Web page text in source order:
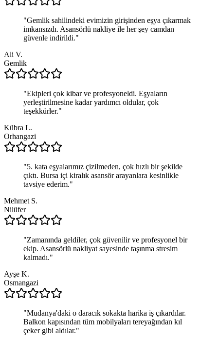
"Gemlik sahilindeki evimizin girişinden eşya çıkarmak
imkansızdı. Asansörlü nakliye ile her şey camdan
güvenle indirildi."
Ali V.
Gemlik
"Ekipleri çok kibar ve profesyoneldi. Eşyaların
yerleştirilmesine kadar yardımcı oldular, çok
teşekkürler."
Kübra L.
Orhangazi
"5. kata eşyalarımız çizilmeden, çok hızlı bir şekilde
çıktı. Bursa içi kiralık asansör arayanlara kesinlikle
tavsiye ederim."
Mehmet S.
Nilüfer
"Zamanında geldiler, çok güvenilir ve profesyonel bir
ekip. Asansörlü nakliyat sayesinde taşınma stresim
kalmadı."
Ayşe K.
Osmangazi
"Mudanya'daki o daracık sokakta harika iş çıkardılar.
Balkon kapısından tüm mobilyaları tereyağından kıl
çeker gibi aldılar."